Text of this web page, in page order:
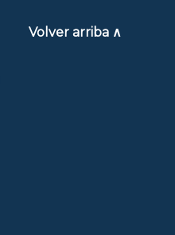
Volver arriba ∧